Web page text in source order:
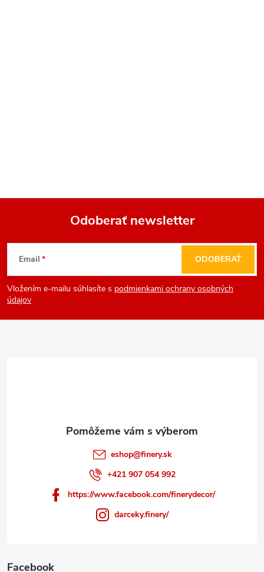
Z
á
p
Odoberať newsletter
Email
Vložením e-mailu súhlasíte s podmienkami ochrany osobných
údajov
ODOBERAŤ
eshop@finery.sk
+421 907 054 992
https://www.facebook.com/finerydecor/
darceky.finery/
Facebook